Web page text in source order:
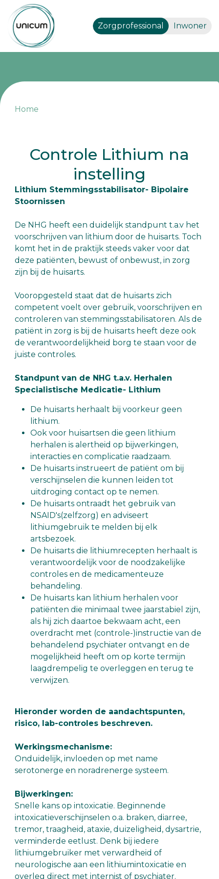
Zorgprofessional Inwoner
Home
Controle Lithium na
instelling
Lithium Stemmingsstabilisator- Bipolaire
Stoornissen
De NHG heeft een duidelijk standpunt t.a.v het
voorschrijven van lithium door de huisarts. Toch
komt het in de praktijk steeds vaker voor dat
deze patiënten, bewust of onbewust, in zorg
zijn bij de huisarts.
Vooropgesteld staat dat de huisarts zich
competent voelt over gebruik, voorschrijven en
controleren van stemmingsstabilisatoren. Als de
patiënt in zorg is bij de huisarts heeft deze ook
de verantwoordelijkheid borg te staan voor de
juiste controles.
Standpunt van de NHG t.a.v. Herhalen
Specialistische Medicatie- Lithium
De huisarts herhaalt bij voorkeur geen
lithium.
Ook voor huisartsen die geen lithium
herhalen is alertheid op bijwerkingen,
interacties en complicatie raadzaam.
De huisarts instrueert de patiënt om bij
verschijnselen die kunnen leiden tot
uitdroging contact op te nemen.
De huisarts ontraadt het gebruik van
NSAID's(zelfzorg) en adviseert
lithiumgebruik te melden bij elk
artsbezoek.
De huisarts die lithiumrecepten herhaalt is
verantwoordelijk voor de noodzakelijke
controles en de medicamenteuze
behandeling.
De huisarts kan lithium herhalen voor
patiënten die minimaal twee jaarstabiel zijn,
als hij zich daartoe bekwaam acht, een
overdracht met (controle-)instructie van de
behandelend psychiater ontvangt en de
mogelijkheid heeft om op korte termijn
laagdrempelig te overleggen en terug te
verwijzen.
Hieronder worden de aandachtspunten,
risico, lab-controles beschreven.
Werkingsmechanisme:
Onduidelijk, invloeden op met name
serotonerge en noradrenerge systeem.
Bijwerkingen:
Snelle kans op intoxicatie. Beginnende
intoxicatieverschijnselen o.a. braken, diarree,
tremor, traagheid, ataxie, duizeligheid, dysartrie,
verminderde eetlust. Denk bij iedere
lithiumgebruiker met verwardheid of
neurologische aan een lithiumintoxicatie en
overleg direct met internist of psychiater.